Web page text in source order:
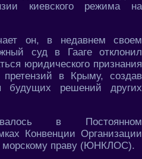
киевского режима на
он, в недавнем своем
суд в Гааге отклонил
юридического признания
претензий в Крыму, создав
будущих решений других
в Постоянном
Конвенции Организации
праву (ЮНКЛОС).